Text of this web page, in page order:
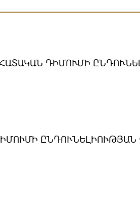
ԴԻՄՈՒՄԻ
ԸՆԴՈՒՆԵԼԻՈՒԹՅԱՆ